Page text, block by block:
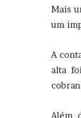
Mais
um
A
alta
Além